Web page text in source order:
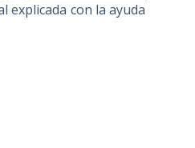
explicada con la ayuda